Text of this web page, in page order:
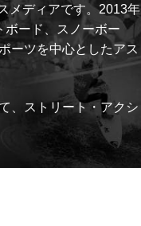
メディアです。2013年
ボード、スノーボー
ーツを中心としたアス
、ストリート・アクシ